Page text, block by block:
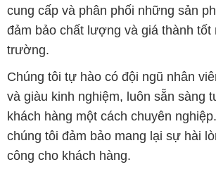
cung cấp và phân phối những sản
đảm bảo chất lượng và giá thành tốt
trường.
Chúng tôi tự hào có đội ngũ nhân
và giàu kinh nghiệm, luôn sẵn sàng
khách hàng một cách chuyên
chúng tôi đảm bảo mang lại sự hài
công cho khách hàng.